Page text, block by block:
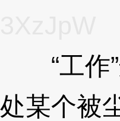
“工作”
处某个被